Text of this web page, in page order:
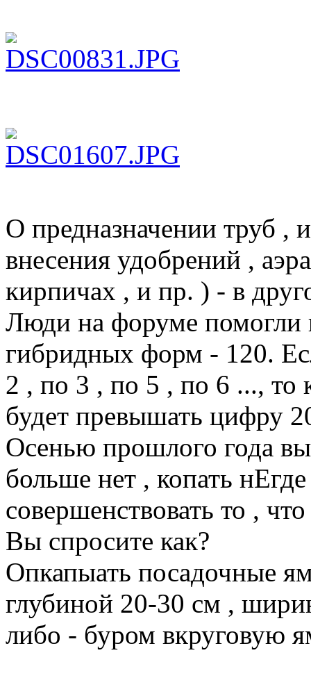
О предназначении труб ,
внесения удобрений ,
кирпичах , и пр. ) - в
Люди на форуме помогли
гибридных форм - 120.
2 , по 3 , по 5 , по 6 ..., то
будет превышать цифру
Осенью прошлого года
больше нет , копать
совершенствовать то , что
Вы спросите как?
Опкапыать посадочные
глубиной 20-30 см ,
либо - буром вкруговую